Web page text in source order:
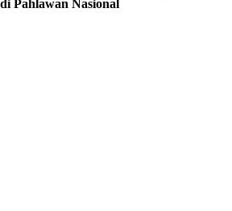
Pahlawan Nasional